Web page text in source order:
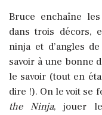
Bruce enchaîne
dans trois décors,
ninja et d’angles
savoir à une bonne
le savoir (tout en
dire !). On le voit se
the Ninja, jouer